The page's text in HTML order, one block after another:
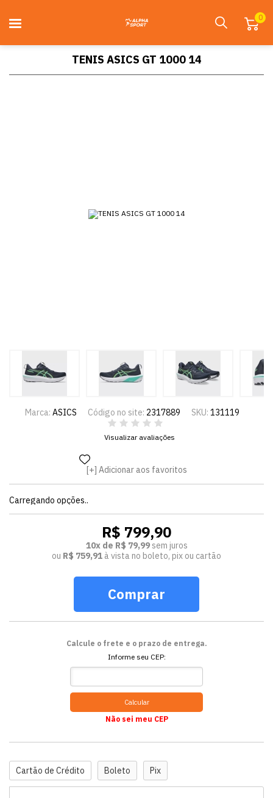
0
TENIS ASICS GT 1000 14
Marca: ASICS Código no site: 2317889 SKU: 131119
Visualizar avaliações
Adicionar aos favoritos
Carregando opções..
R$ 799,90
10x de R$ 79,99sem juros
ou R$ 759,91 à vista no boleto, pix ou cartão
Comprar
Calcule o frete e o prazo de entrega.
Informe seu CEP:
Calcular
Não sei meu CEP
Cartão de Crédito Boleto Pix